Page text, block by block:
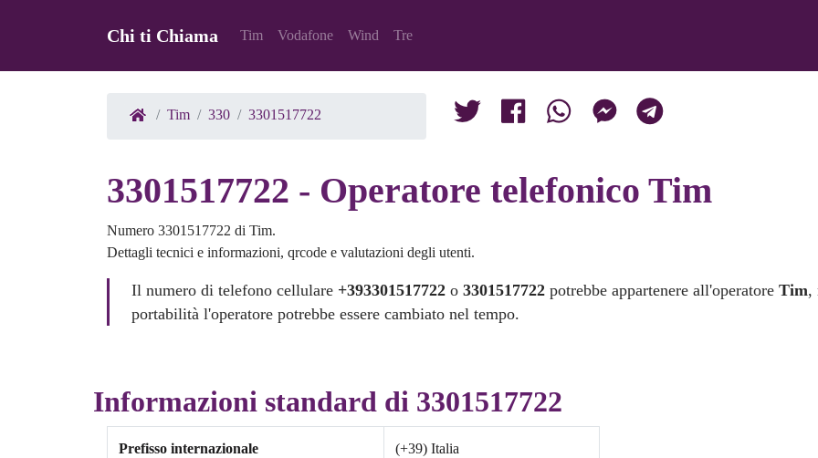
Chi ti Chiama Tim Vodafone Wind Tre
Tim 330 3301517722
3301517722 - Operatore telefonico Tim
Numero 3301517722 di Tim.
Dettagli tecnici e informazioni, qrcode e valutazioni degli utenti.
Il numero di telefono cellulare +393301517722 o3301517722 potrebbe appartenere all'operatoreTim,
portabilità l'operatore potrebbe essere cambiato nel tempo.
Informazioni standard di 3301517722
Prefisso internazionale (+39) Italia